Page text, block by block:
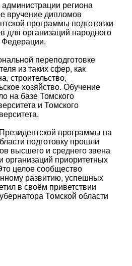
региона
вручение дипломов
программы подготовки
для организаций народного
Федерации.
переподготовке
из таких сфер, как
строительство,
хозяйство. Обучение
на базе Томского
и Томского
программы на
подготовку прошли
высшего и среднего звена
организаций приоритетных
целое сообщество
развитию, успешных
в своём приветствии
Томской области